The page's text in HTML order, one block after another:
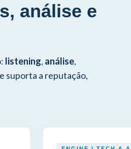
análise e
listening, análise,
suporta a reputação,